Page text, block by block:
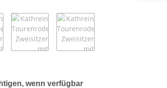
wenn verfügbar